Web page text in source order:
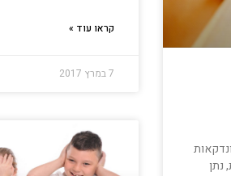
נתן
קראו עוד »
7 במרץ 2017